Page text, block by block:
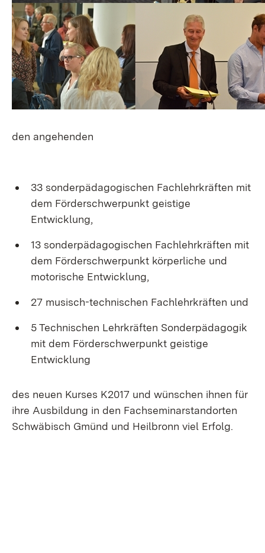
den angehenden
33 sonderpädagogischen Fachlehrkräften mit
dem Förderschwerpunkt geistige
Entwicklung,
13 sonderpädagogischen Fachlehrkräften mit
dem Förderschwerpunkt körperliche und
motorische Entwicklung,
27 musisch-technischen Fachlehrkräften und
5 Technischen Lehrkräften Sonderpädagogik
mit dem Förderschwerpunkt geistige
Entwicklung
des neuen Kurses K2017 und wünschen ihnen für
ihre Ausbildung in den Fachseminarstandorten
Schwäbisch Gmünd und Heilbronn viel Erfolg.